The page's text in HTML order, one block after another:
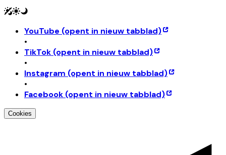
YouTube (opent in nieuw tabblad)
•
TikTok (opent in nieuw tabblad)
•
Instagram (opent in nieuw tabblad)
•
Facebook (opent in nieuw tabblad)
Cookies